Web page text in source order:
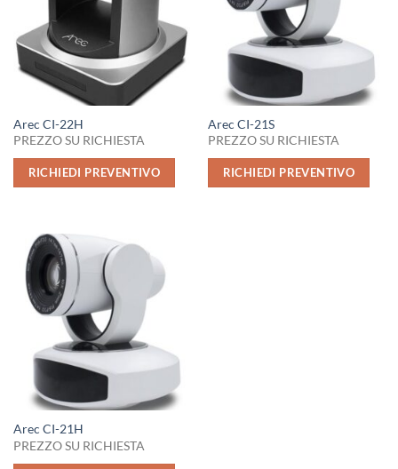
Arec CI-22H
PREZZO SU RICHIESTA
RICHIEDI PREVENTIVO
Arec CI-21S
PREZZO SU RICHIESTA
RICHIEDI PREVENTIVO
Arec CI-21H
PREZZO SU RICHIESTA